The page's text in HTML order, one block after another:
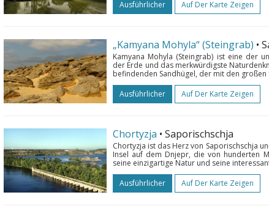
Ausführlicher
Auf Der Karte Zeigen
„Kamyana Mohyla“ (Steingrab) •
Kamyana Mohyla (Steingrab) ist eine der
der Erde und das merkwürdigste
befindenden Sandhügel, der mit den
Ausführlicher
Auf Der Karte Zeigen
Chortyzja • Saporischschja
Chortyzja ist das Herz von Saporischschja
Insel auf dem Dnjepr, die von hunderten
seine einzigartige Natur und seine
Ausführlicher
Auf Der Karte Zeigen